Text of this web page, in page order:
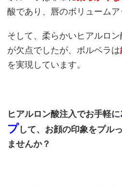
酸であり、唇のボリュームア
そして、柔らかいヒアルロ
が欠点でしたが、ボルベラは
を実現しています。
ヒアルロン酸注入でお手軽に
プして、お顔の印象をプル
ませんか？